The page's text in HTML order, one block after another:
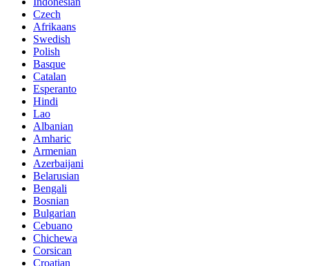
Czech
Afrikaans
Swedish
Polish
Basque
Catalan
Esperanto
Hindi
Lao
Albanian
Amharic
Armenian
Azerbaijani
Belarusian
Bengali
Bosnian
Bulgarian
Cebuano
Chichewa
Corsican
Croatian